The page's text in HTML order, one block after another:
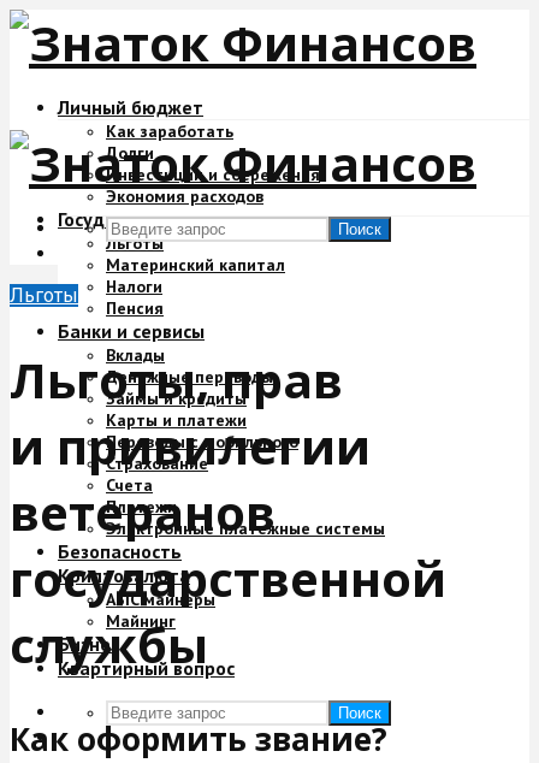
Личный бюджет
Как заработать
Долги
Инвестиции и сбережения
Экономия расходов
Государство и деньги
Льготы
Материнский капитал
Налоги
Пенсия
Банки и сервисы
Вклады
Денежные переводы
Займы и кредиты
Карты и платежи
Переводы с мобильного
Страхование
Счета
Платежи
Электронные платежные системы
Безопасность
Криптовалюта
ASIC майнеры
Майнинг
Бизнес
Квартирный вопрос
Поиск
Поиск
Льготы
Льготы, прав
и привилегии
ветеранов
государственной
службы
Как оформить звание?